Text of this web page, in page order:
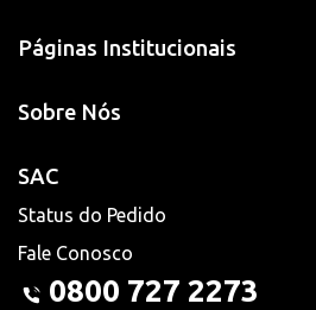
Páginas Institucionais
Sobre Nós
SAC
Status do Pedido
Fale Conosco
0800 727 2273